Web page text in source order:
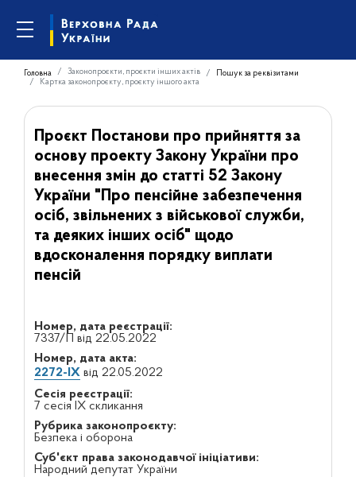
Головна Законопроєкти, проєкти інших актів
Пошук за реквізитами
Картка законопроєкту, проєкту іншого акта
Проєкт Постанови про прийняття за
основу проекту Закону України про
внесення змін до статті 52 Закону
України "Про пенсійне забезпечення
осіб, звільнених з військової служби,
та деяких інших осіб" щодо
вдосконалення порядку виплати
пенсій
Номер, дата реєстрації:
7337/П від 22.05.2022
Номер, дата акта:
2272-IXвід 22.05.2022
Сесія реєстрації:
7 сесія IX скликання
Рубрика законопроєкту:
Безпека і оборона
Суб'єкт права законодавчої ініціативи:
Народний депутат України